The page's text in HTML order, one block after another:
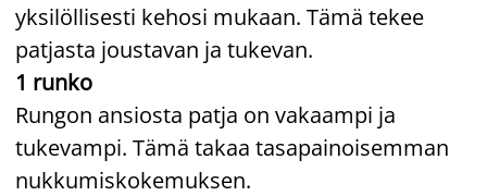
yksilöllisesti kehosi mukaan. Tämä tekee
patjasta joustavan ja tukevan.
1 runko
Rungon ansiosta patja on vakaampi ja
tukevampi. Tämä takaa tasapainoisemman
nukkumiskokemuksen.